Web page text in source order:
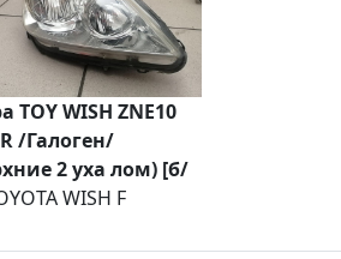
[4]
[66]
[480]
[26]
[1]
[54]
TOY WISH ZNE10
/Галоген/
2 уха лом) [б/
WISH F